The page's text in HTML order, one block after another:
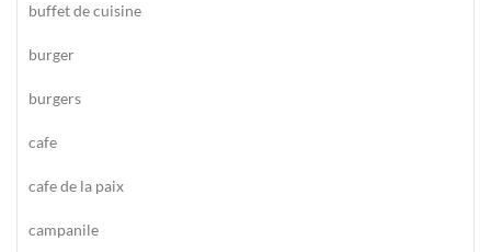
buffet de cuisine
burger
burgers
cafe
cafe de la paix
campanile